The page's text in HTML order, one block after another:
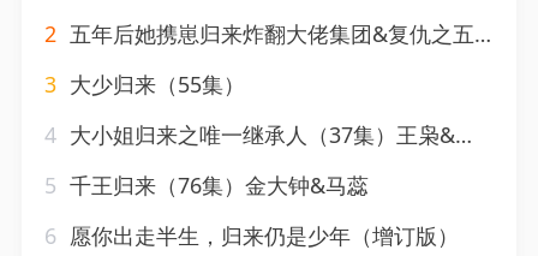
2 五年后她携崽归来炸翻大佬集团&复仇之五年后携崽归来
3 大少归来（55集）
4 大小姐归来之唯一继承人（37集）王枭&谭惠方
5 千王归来（76集）金大钟&马蕊
6 愿你出走半生，归来仍是少年（增订版）